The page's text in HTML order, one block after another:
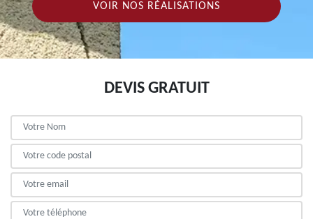
VOIR NOS RÉALISATIONS
DEVIS GRATUIT